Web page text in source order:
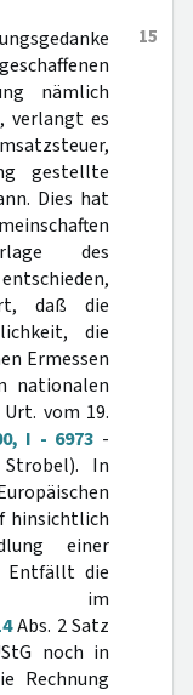
15
nämlich
verlangt es
gestellte
Dies hat
des
daß die
die
Ermessen
nationalen
vom 19.
I - 6973 -
In
hinsichtlich
einer
Entfällt die
im
Abs. 2 Satz
noch in
Rechnung